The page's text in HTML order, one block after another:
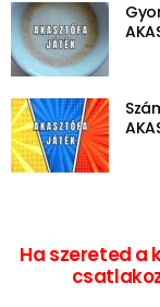
Ha szereted a